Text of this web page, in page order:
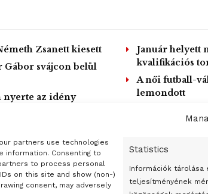
partners use technologies
Consenting to
to process personal
on this site and show (non-)
consent, may adversely
Statistics
Információk tárolása
teljesítményének
Zsanett kiesett
Gábor svájcon belül
nyerte az idény
Január helyett
kvalifikációs
A női futball-
lemondott